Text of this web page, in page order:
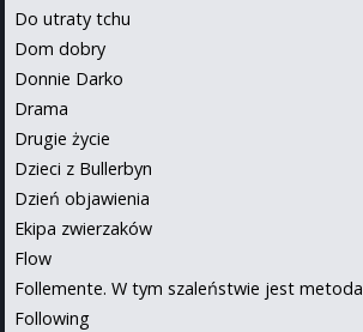
Do utraty tchu
Dom dobry
Donnie Darko
Drama
Drugie życie
Dzieci z Bullerbyn
Dzień objawienia
Ekipa zwierzaków
Flow
Follemente. W tym szaleństwie jest metoda
Following